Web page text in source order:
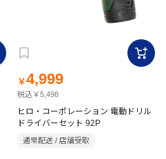
￥4,999
税込￥5,498
ヒロ・コーポレーション 電動ドリル
ドライバーセット 92P
通常配送 / 店舗受取